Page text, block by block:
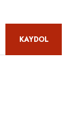
KAYDOL